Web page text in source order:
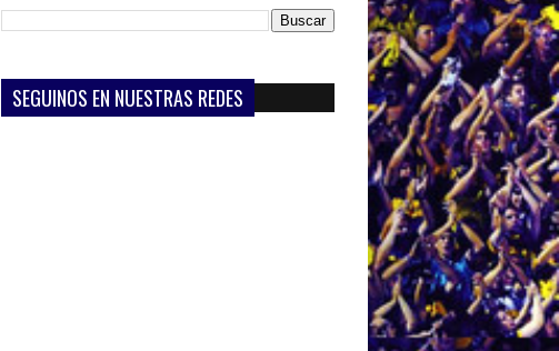
SEGUINOS EN NUESTRAS REDES